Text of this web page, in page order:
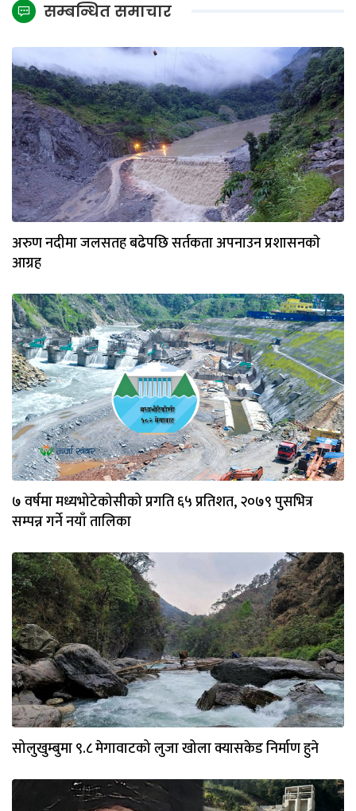
सम्बन्धित समाचार
अरुण नदीमा जलसतह बढेपछि सर्तकता अपनाउन प्रशासनकाे
आग्रह
७ वर्षमा मध्यभोटेकोसीको प्रगति ६५ प्रतिशत, २०७९ पुसभित्र
सम्पन्न गर्ने नयाँ तालिका
सोलुखुम्बुमा ९‍.८ मेगावाटको लुजा खोला क्यासकेड निर्माण हुने